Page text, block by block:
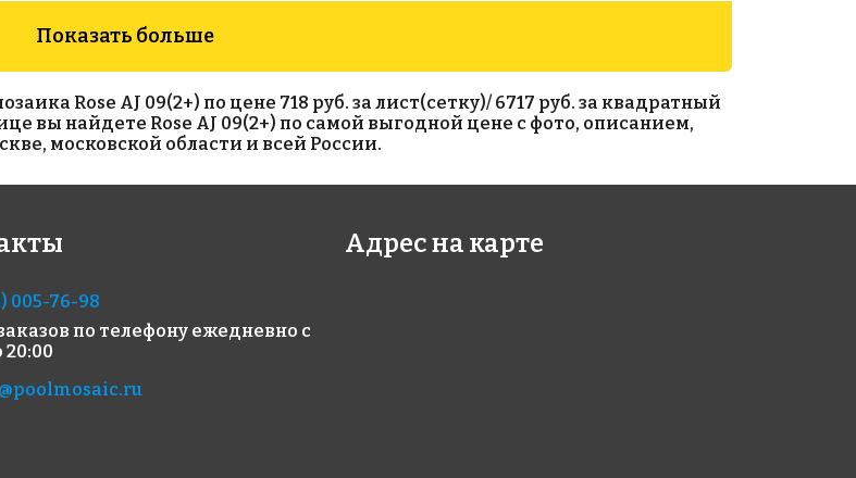
м² 11686 руб./м²
Rose MJ 67 JNJ ID 101
Показать больше
Rose AJ 09(2+) по цене 718 руб. за лист(сетку)/ 6717 руб. за квадратный
вы найдете Rose AJ 09(2+) по самой выгодной цене с фото, описанием,
московской области и всей России.
005-76-98
по телефону ежедневно с
20:00
Адрес на карте